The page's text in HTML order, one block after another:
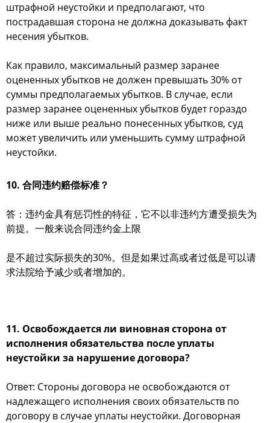
штрафной неустойки и предполагают, что
пострадавшая сторона не должна доказывать факт
несения убытков.
Как правило, максимальный размер заранее
оцененных убытков не должен превышать 30% от
суммы предполагаемых убытков. В случае, если
размер заранее оцененных убытков будет гораздо
ниже или выше реально понесенных убытков, суд
может увеличить или уменьшить сумму штрафной
неустойки.
10. 合同违约赔偿标准？
答：违约金具有惩罚性的特征，它不以非违约方遭受损失为
前提。一般来说合同违约金上限
是不超过实际损失的30%。但是如果过高或者过低是可以请
求法院给予减少或者增加的。
11. Освобождается ли виновная сторона от
исполнения обязательства после уплаты
неустойки за нарушение договора?
Ответ: Стороны договора не освобождаются от
надлежащего исполнения своих обязательств по
договору в случае уплаты неустойки. Договорная